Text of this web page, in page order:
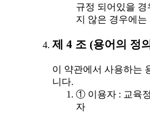
규정 되어있을 경
지 않은 경우에
제 4 조 (용어의 정
이 약관에서 사용하는
니다.
① 이용자 : 교육
자